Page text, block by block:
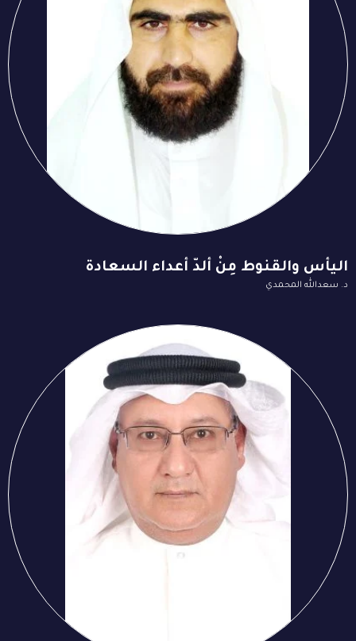
اليأس والقنوط مِنْ ألدّ أعداء السعادة
د. سعدالله المحمدي